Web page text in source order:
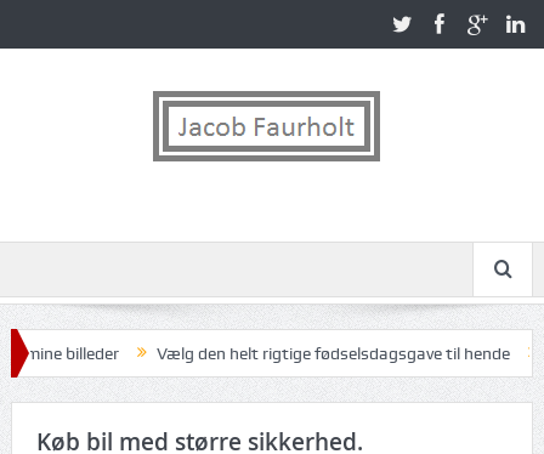
billeder Vælg den helt rigtige fødselsdagsgave til hende Mad
Køb bil med større sikkerhed.